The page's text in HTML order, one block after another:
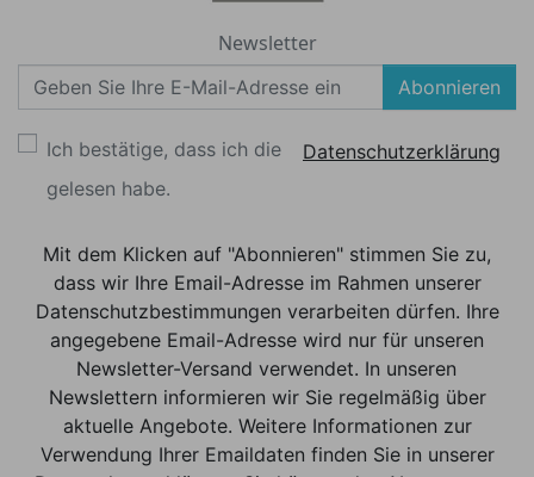
Newsletter
Abonnieren
Ich bestätige, dass ich die
Datenschutzerklärung
gelesen habe.
Mit dem Klicken auf "Abonnieren" stimmen Sie zu,
dass wir Ihre Email-Adresse im Rahmen unserer
Datenschutzbestimmungen verarbeiten dürfen. Ihre
angegebene Email-Adresse wird nur für unseren
Newsletter-Versand verwendet. In unseren
Newslettern informieren wir Sie regelmäßig über
aktuelle Angebote. Weitere Informationen zur
Verwendung Ihrer Emaildaten finden Sie in unserer